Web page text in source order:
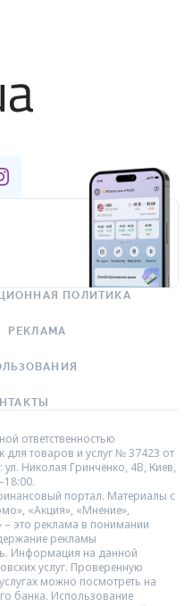
ПОЛИТИКА
РЕКЛАМА
ответственностью
для товаров и услуг № 37423 от
Николая Гринченко, 4В, Киев,
портал. Материалы с
«Акция», «Мнение»,
– это реклама в понимании
рекламы
Информация на данной
услуг. Проверенную
можно посмотреть на
банка. Использование